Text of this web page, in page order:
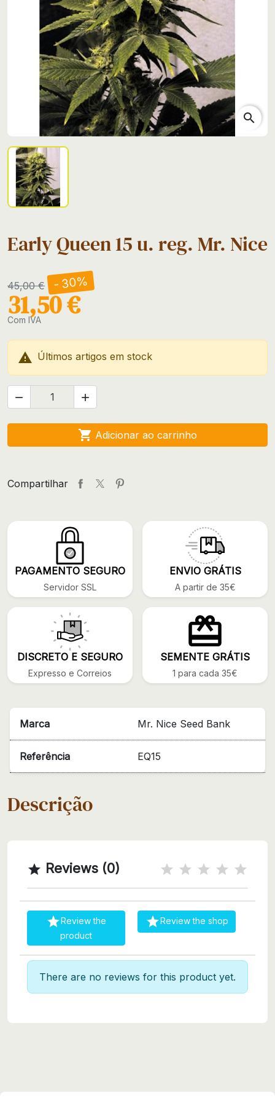
search
Early Queen 15 u. reg. Mr. Nice
45,00 € - 30%
31,50 €
Com IVA
 Últimos artigos em stock
 
 Adicionar ao carrinho
Compartilhar
PAGAMENTO SEGURO
Servidor SSL
ENVIO GRÁTIS
A partir de 35€
DISCRETO E SEGURO
Expresso e Correios
SEMENTE GRÁTIS
1 para cada 35€
Marca Mr. Nice Seed Bank
Referência EQ15
Descrição
 Reviews (0)
Review the
product
Review the shop
There are no reviews for this product yet.